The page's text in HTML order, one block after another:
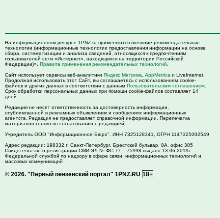
На информационном ресурсе 1PNZ.ru применяются внешние рекомендательные
технологии (информационные технологии предоставления информации на основе
сбора, систематизации и анализа сведений, относящихся к предпочтениям
пользователей сети «Интернет», находящихся на территории Российской
Федерации)». Правила применения рекомендательных технологий
Сайт использует сервисы веб-аналитики Яндекс Метрика AppMetrica и LiveInternet.
Продолжая использовать этот Сайт, вы соглашаетесь с использованием cookie-
файлов и других данных в соответствии с данным Пользовательским соглашением
Срок обработки персональных данных при помощи cookie-файлов составляет 14
дней.
Редакция не несет ответственность за достоверность информации,
опубликованной в рекламных объявлениях и сообщениях информационных
агентств. Редакция не предоставляет справочной информации. Перепечатка
материалов только по согласованию с редакцией.
Учредитель ООО "Информационное Бюро". ИНН 7325128341, ОГРН 1147325002549
Адрес редакции: 198332 г. Санкт-Петербург, Брестский бульвар, 8А, офис 305
Свидетельство о регистрации СМИ ЭЛ № ФС 77 – 75998 выдано 13.06.2019г.
Федеральной службой по надзору в сфере связи, информационных технологий и
массовых коммуникаций
© 2026. "Первый пензенский портал" 1PNZ.RU 18+